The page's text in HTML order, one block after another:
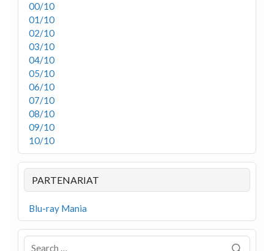
00/10
01/10
02/10
03/10
04/10
05/10
06/10
07/10
08/10
09/10
10/10
PARTENARIAT
Blu-ray Mania